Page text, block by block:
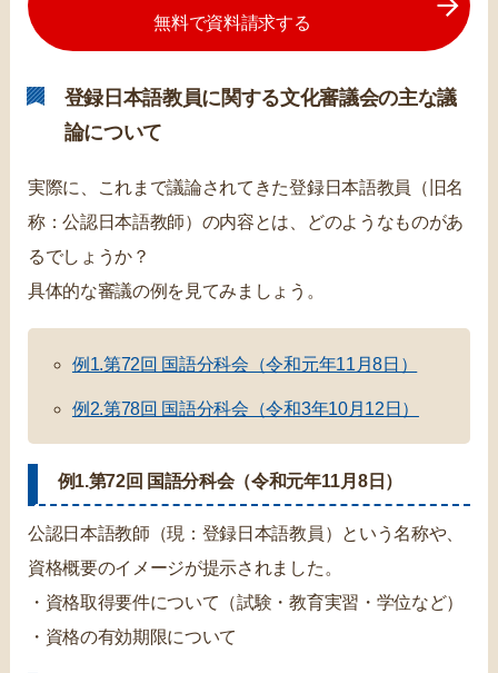
無料で資料請求する
登録日本語教員に関する文化審議会の主な議
論について
実際に、これまで議論されてきた登録日本語教員（旧名
称：公認日本語教師）の内容とは、どのようなものがあ
るでしょうか？
具体的な審議の例を見てみましょう。
例1.第72回 国語分科会（令和元年11月8日）
例2.第78回 国語分科会（令和3年10月12日）
例1.第72回 国語分科会（令和元年11月8日）
公認日本語教師（現：登録日本語教員）という名称や、
資格概要のイメージが提示されました。
・資格取得要件について（試験・教育実習・学位など）
・資格の有効期限について